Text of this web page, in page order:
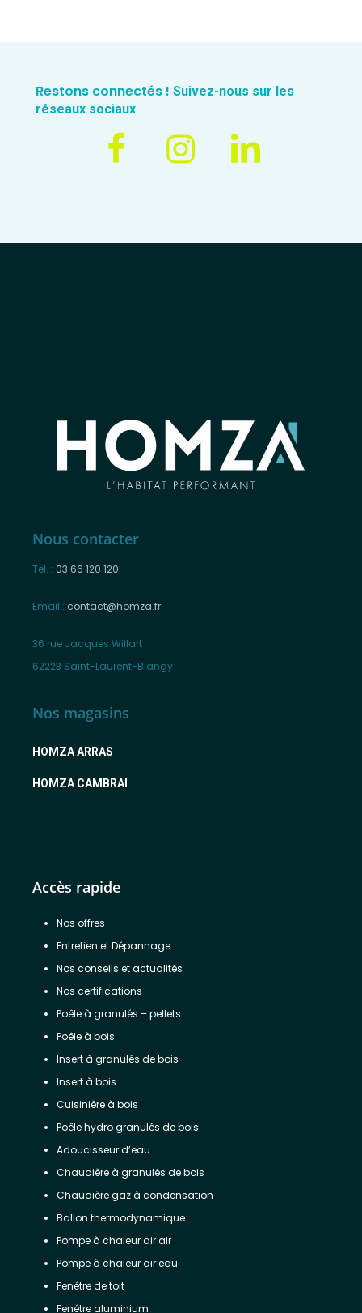
Restons connectés ! Suivez-nous sur les
réseaux sociaux
Nous contacter
Tel. : 03 66 120 120
Email : contact@homza.fr
36 rue Jacques Willart
62223 Saint-Laurent-Blangy
Nos magasins
HOMZA ARRAS
HOMZA CAMBRAI
Accès rapide
Nos offres
Entretien et Dépannage
Nos conseils et actualités
Nos certifications
Poêle à granulés – pellets
Poêle à bois
Insert à granulés de bois
Insert à bois
Cuisinière à bois
Poêle hydro granulés de bois
Adoucisseur d’eau
Chaudière à granulés de bois
Chaudière gaz à condensation
Ballon thermodynamique
Pompe à chaleur air air
Pompe à chaleur air eau
Fenêtre de toit
Fenêtre aluminium